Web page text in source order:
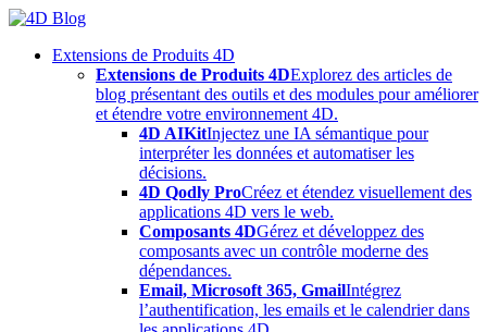
Skip
contentExtensions de Produits 4D
Extensions de Produits 4DExplorez des articles de
blog présentant des outils et des modules pour améliorer
et étendre votre environnement 4D.
4D AIKitInjectez une IA sémantique pour
interpréter les données et automatiser les
décisions.
4D Qodly ProCréez et étendez visuellement des
applications 4D vers le web.
Composants 4DGérez et développez des
composants avec un contrôle moderne des
dépendances.
Email, Microsoft 365, GmailIntégrez
l’authentification, les emails et le calendrier dans